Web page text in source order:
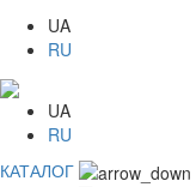
UA
RU
UA
RU
КАТАЛОГ